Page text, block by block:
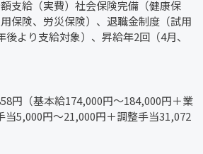
支給（実費）社会保険完備（健康保
保険、労災保険）、退職金制度（試用
より支給対象）、昇給年2回（4月、
円（基本給174,000円～184,000円＋業
当5,000円～21,000円＋調整手当31,072